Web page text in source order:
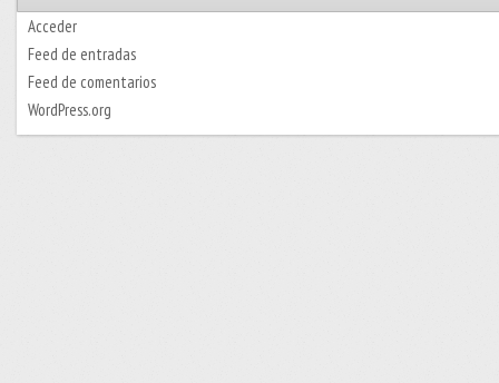
Acceder
Feed de entradas
Feed de comentarios
WordPress.org